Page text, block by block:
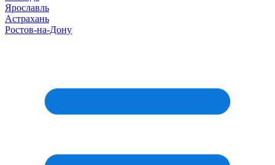
Ярославль
Астрахань
Ростов-на-Дону